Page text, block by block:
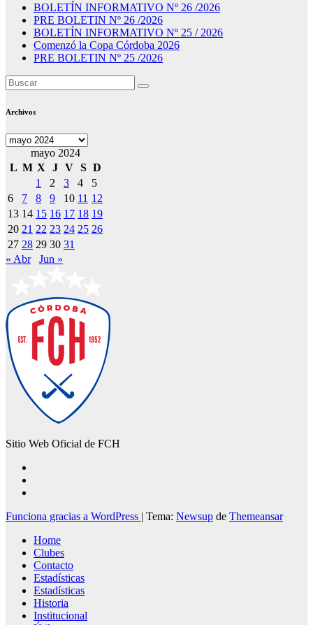
BOLETÍN INFORMATIVO Nº 26 /2026
PRE BOLETIN Nº 26 /2026
BOLETÍN INFORMATIVO Nº 25 / 2026
Comenzó la Copa Córdoba 2026
PRE BOLETIN Nº 25 /2026
Archivos
Archivos
mayo 2024
L M X J V S D
1
2 3 4
5
6
7 8 9 10 11 12
13 14 15 16 17 18 19
20 21 22 23 24 25 26
27 28 29 30 31
« Abr
Jun »
Sitio Web Oficial de FCH
Funciona gracias a WordPress | Tema: Newsup de Themeansar
Home
Clubes
Contacto
Estadísticas
Estadísticas
Historia
Institucional